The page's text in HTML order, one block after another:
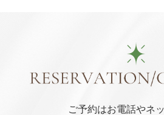
ご予約はお電話やネ